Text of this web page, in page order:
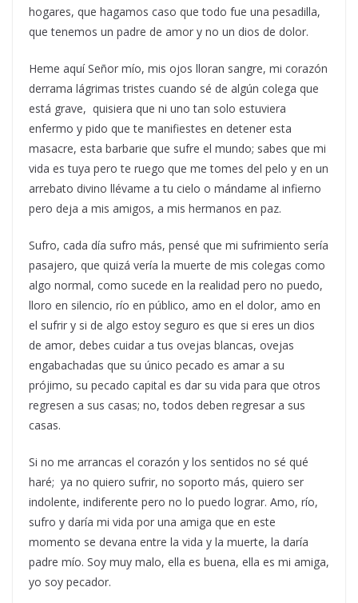
hogares, que hagamos caso que todo fue una pesadilla,
que tenemos un padre de amor y no un dios de dolor.
Heme aquí Señor mío, mis ojos lloran sangre, mi corazón
derrama lágrimas tristes cuando sé de algún colega que
está grave, quisiera que ni uno tan solo estuviera
enfermo y pido que te manifiestes en detener esta
masacre, esta barbarie que sufre el mundo; sabes que mi
vida es tuya pero te ruego que me tomes del pelo y en un
arrebato divino llévame a tu cielo o mándame al infierno
pero deja a mis amigos, a mis hermanos en paz.
Sufro, cada día sufro más, pensé que mi sufrimiento sería
pasajero, que quizá vería la muerte de mis colegas como
algo normal, como sucede en la realidad pero no puedo,
lloro en silencio, río en público, amo en el dolor, amo en
el sufrir y si de algo estoy seguro es que si eres un dios
de amor, debes cuidar a tus ovejas blancas, ovejas
engabachadas que su único pecado es amar a su
prójimo, su pecado capital es dar su vida para que otros
regresen a sus casas; no, todos deben regresar a sus
casas.
Si no me arrancas el corazón y los sentidos no sé qué
haré; ya no quiero sufrir, no soporto más, quiero ser
indolente, indiferente pero no lo puedo lograr. Amo, río,
sufro y daría mi vida por una amiga que en este
momento se devana entre la vida y la muerte, la daría
padre mío. Soy muy malo, ella es buena, ella es mi amiga,
yo soy pecador.